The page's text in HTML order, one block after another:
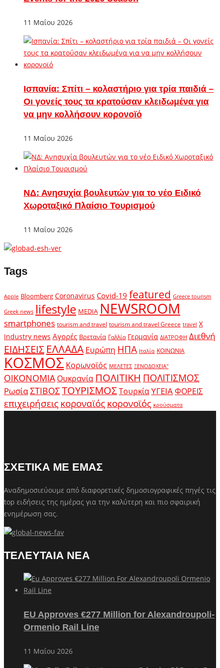
11 Μαΐου 2026
Ισπανία: Σπίτι – κολαστήριο για τρία παιδιά –
Οι γονείς τους τα κρατούσαν κλειδωμένα για
να μην κολλήσουν κορονοϊό
11 Μαΐου 2026
ΝΔ: Ανησυχία βουλευτών για το νέο Ειδικό
Χωροταξικό Πλαίσιο Τουρισμού
11 Μαΐου 2026
Tags
Apple Bloomberg Coronavirus Covid-19 featured Greece tourism
Greek news lifestyle MEDIA NEWSROOM
smartphones tourism and travel tourism and travel Greece travel X
Industry news Αγορές Βρετανία Γαλλία Γερμανία ΔΙΑΤΡΟΦΗ Διεθνή
ΕΙΔΗΣΕΙΣ ΕΛΛΑΔΑ Ευρώπη ΗΠΑ Ιταλία ΚΟΙΝΩΝΙΑ
ΚΟΣΜΟΣ Κορωνοϊός ΜΕΛΕΤΕΣ ΞΕΝΟΔΟΧΕΙΑ"
ΟΙΚΟΝΟΜΙΑ Ουκρανία ΠΟΛΙΤΙΚΗ ΠΟΛΙΤΙΣΜΟΣ
ΡωσίαΣΤΙΒΟΣΤΟΥΡΙΣΜΟΣΤουρκίαΥΓΕΙΑΦΟΡΕΙΣ
επιχειρήσειςκοροναϊόςκορονοϊός κρούσματα
ΣΧΕΤΙΚΑ ΜΕ ΕΜΑΣ
Αναδημοσιεύουμε από διαφορετικές δημοσιογραφικές πηγές τις
top ειδήσεις της ημέρας για την καλύτερη και πιο σφαιρική
ενημέρωση σας.
ΤΕΛΕΥΤΑΙΑ ΝΕΑ
EU Approves €277 Million for Alexandroupoli-
Ormenio Rail Line
11 Μαΐου 2026